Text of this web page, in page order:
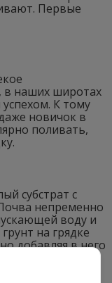
Первые
в наших широтах
К тому
новичок в
поливать,
субстрат с
непременно
воду и
на грядке
добавляя в него